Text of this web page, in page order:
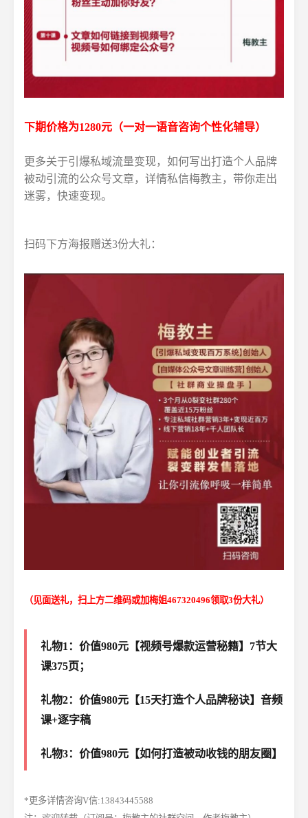
下期价格为1280元（一对一语音咨询个性化辅导）
更多关于引爆私域流量变现，如何写出打造个人品牌
被动引流的公众号文章，详情私信梅教主，带你走出
迷雾，快速变现。
扫码下方海报赠送3份大礼：
（见面送礼，扫上方二维码或加梅姐467320496领取3份大礼）
礼物1：价值980元【视频号爆款运营秘籍】7节大
课375页；
礼物2：价值980元【15天打造个人品牌秘诀】音频
课+逐字稿
礼物3：价值980元【如何打造被动收钱的朋友圈】
*更多详情咨询V信:13843445588